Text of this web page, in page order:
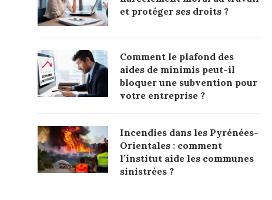
et protéger ses droits ?
Comment le plafond des
aides de minimis peut-il
bloquer une subvention pour
votre entreprise ?
Incendies dans les Pyrénées-
Orientales : comment
l’institut aide les communes
sinistrées ?